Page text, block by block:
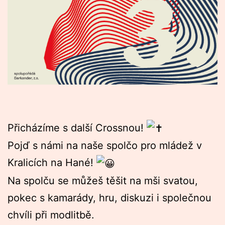
Přicházíme s další Crossnou!
Pojď s námi na naše spolčo pro mládež v
Kralicích na Hané!
Na spolču se můžeš těšit na mši svatou,
pokec s kamarády, hru, diskuzi i společnou
chvíli při modlitbě.